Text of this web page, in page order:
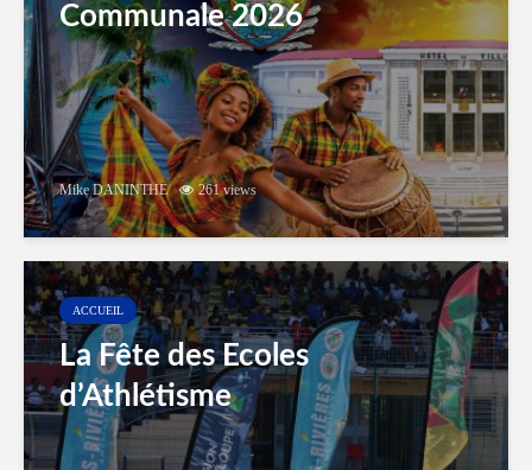
Communale 2026
Mike DANINTHE 261 views
ACCUEIL
La Fête des Ecoles
d’Athlétisme